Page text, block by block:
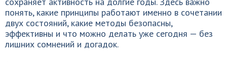
понять, какие принципы работают именно в сочетании
двух состояний, какие методы безопасны,
эффективны и что можно делать уже сегодня — без
лишних сомнений и догадок.